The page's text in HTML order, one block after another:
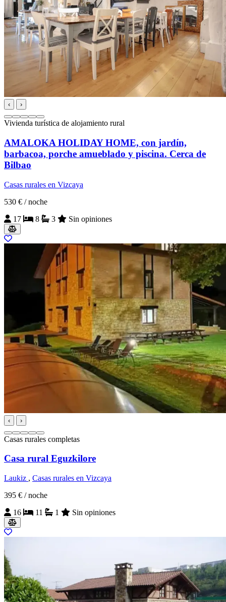
‹ ›
Vivienda turística de alojamiento rural
AMALOKA HOLIDAY HOME, con jardín,
barbacoa, porche amueblado y piscina. Cerca de
Bilbao
Casas rurales en Vizcaya
530 € / noche
17
8 3 Sin opiniones
‹ ›
Casas rurales completas
Casa rural Eguzkilore
Laukiz , Casas rurales en Vizcaya
395 € / noche
16
11 1 Sin opiniones